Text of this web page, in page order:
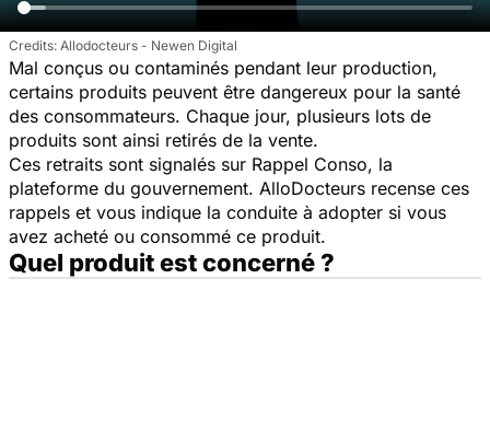
Allodocteurs - Newen Digital
Mal conçus ou contaminés pendant leur production,
certains produits peuvent être dangereux pour la santé
des consommateurs. Chaque jour, plusieurs lots de
produits sont ainsi retirés de la vente.
Ces retraits sont signalés sur Rappel Conso, la
plateforme du gouvernement. AlloDocteurs recense ces
rappels et vous indique la conduite à adopter si vous
avez acheté ou consommé ce produit.
Quel produit est concerné ?